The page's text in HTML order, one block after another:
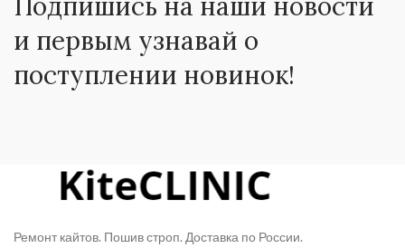
и первым узнавай о
поступлении новинок!
Ремонт кайтов. Пошив строп. Доставка по России.